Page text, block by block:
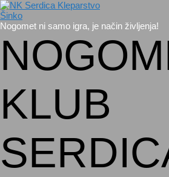
Nogomet ni samo igra, je način življenja!
KLUB